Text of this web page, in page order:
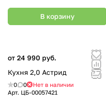
В корзину
от 24 990 руб.
Кухня 2,0 Астрид
0 0
Нет в наличии
Арт. ЦБ-00057421